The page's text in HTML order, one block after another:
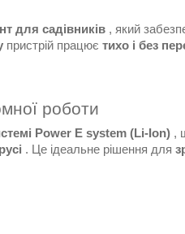
для садівників , який
пристрій працює тихо і без
роботи
Power E system (Li-Ion) ,
. Це ідеальне рішення для